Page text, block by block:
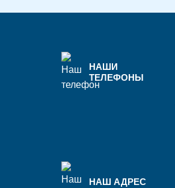
НАШИ
ТЕЛЕФОНЫ
НАШ АДРЕС